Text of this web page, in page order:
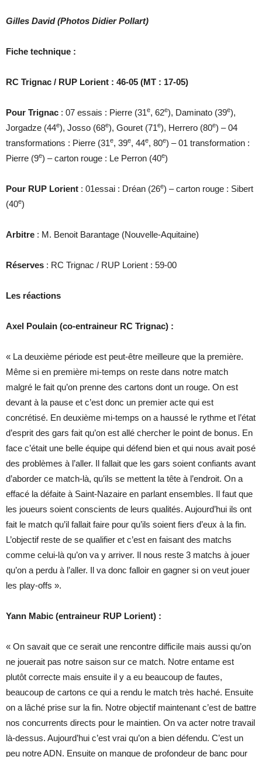
Gilles David (Photos Didier Pollart)
Fiche technique :
RC Trignac / RUP Lorient : 46-05 (MT : 17-05)
Pour Trignac : 07 essais : Pierre (31e, 62e), Daminato (39e),
Jorgadze (44e), Josso (68e), Gouret (71e), Herrero (80e) – 04
transformations : Pierre (31e, 39e, 44e, 80e) – 01 transformation :
Pierre (9e) – carton rouge : Le Perron (40e)
Pour RUP Lorient : 01essai : Dréan (26e) – carton rouge : Sibert
(40e)
Arbitre : M. Benoit Barantage (Nouvelle-Aquitaine)
Réserves : RC Trignac / RUP Lorient : 59-00
Les réactions
Axel Poulain (co-entraineur RC Trignac) :
« La deuxième période est peut-être meilleure que la première.
Même si en première mi-temps on reste dans notre match
malgré le fait qu’on prenne des cartons dont un rouge. On est
devant à la pause et c’est donc un premier acte qui est
concrétisé. En deuxième mi-temps on a haussé le rythme et l’état
d’esprit des gars fait qu’on est allé chercher le point de bonus. En
face c’était une belle équipe qui défend bien et qui nous avait posé
des problèmes à l’aller. Il fallait que les gars soient confiants avant
d’aborder ce match-là, qu’ils se mettent la tête à l’endroit. On a
effacé la défaite à Saint-Nazaire en parlant ensembles. Il faut que
les joueurs soient conscients de leurs qualités. Aujourd’hui ils ont
fait le match qu’il fallait faire pour qu’ils soient fiers d’eux à la fin.
L’objectif reste de se qualifier et c’est en faisant des matchs
comme celui-là qu’on va y arriver. Il nous reste 3 matchs à jouer
qu’on a perdu à l’aller. Il va donc falloir en gagner si on veut jouer
les play-offs ».
Yann Mabic (entraineur RUP Lorient) :
« On savait que ce serait une rencontre difficile mais aussi qu’on
ne jouerait pas notre saison sur ce match. Notre entame est
plutôt correcte mais ensuite il y a eu beaucoup de fautes,
beaucoup de cartons ce qui a rendu le match très haché. Ensuite
on a lâché prise sur la fin. Notre objectif maintenant c’est de battre
nos concurrents directs pour le maintien. On va acter notre travail
là-dessus. Aujourd’hui c’est vrai qu’on a bien défendu. C’est un
peu notre ADN. Ensuite on manque de profondeur de banc pour